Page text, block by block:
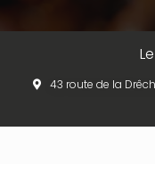
43 route de la